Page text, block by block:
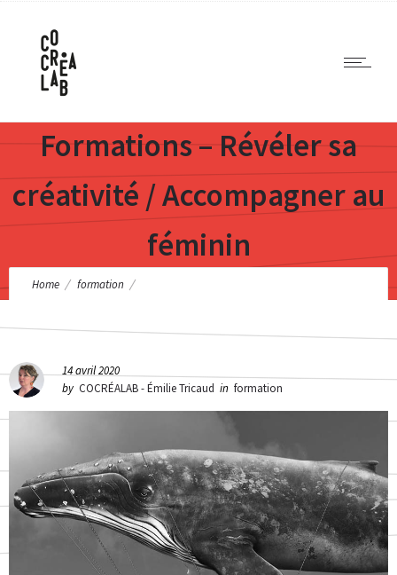
Formations – Révéler sa
créativité / Accompagner au
féminin
Home formation
14 avril 2020
by COCRÉALAB - Émilie Tricaud in formation